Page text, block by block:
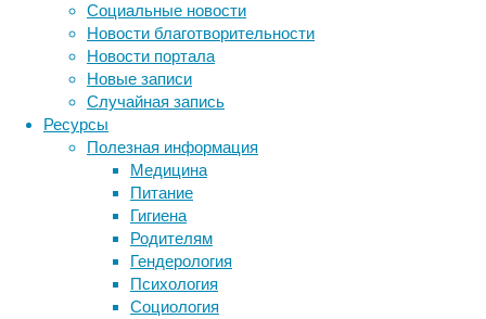
Социальные новости
Новости благотворительности
Новости портала
Новые записи
Случайная запись
Ресурсы
Полезная информация
Медицина
Питание
Гигиена
Родителям
Гендерология
Психология
Социология
смягчить
тем
самым
симптомы
заболевания
у
взрослых
животных.
Метки